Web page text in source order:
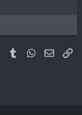
Pinterest
Tumblr WhatsApp